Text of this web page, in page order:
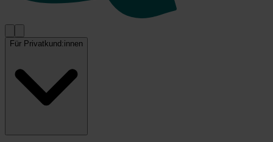
Für Privatkund:innen